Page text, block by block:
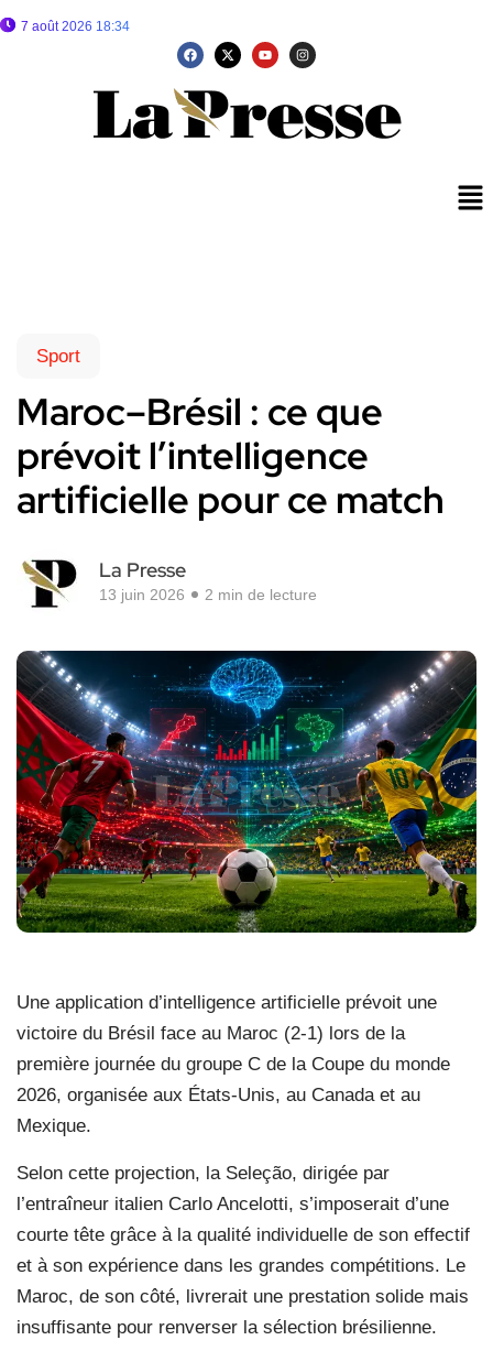
7 août 2026 18:34
Sport
Maroc–Brésil : ce que
prévoit l’intelligence
artificielle pour ce match
La Presse
13 juin 2026 2 min de lecture
Une application d’intelligence artificielle prévoit une
victoire du Brésil face au Maroc (2-1) lors de la
première journée du groupe C de la Coupe du monde
2026, organisée aux États-Unis, au Canada et au
Mexique.
Selon cette projection, la Seleção, dirigée par
l’entraîneur italien Carlo Ancelotti, s’imposerait d’une
courte tête grâce à la qualité individuelle de son effectif
et à son expérience dans les grandes compétitions. Le
Maroc, de son côté, livrerait une prestation solide mais
insuffisante pour renverser la sélection brésilienne.